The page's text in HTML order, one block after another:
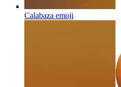
Calabaza emoji